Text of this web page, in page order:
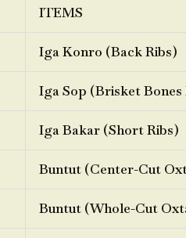
ITEMS
Iga Konro (Back Ribs)
Iga Sop (Brisket Bones
Iga Bakar (Short Ribs)
Buntut (Center-Cut
Buntut (Whole-Cut